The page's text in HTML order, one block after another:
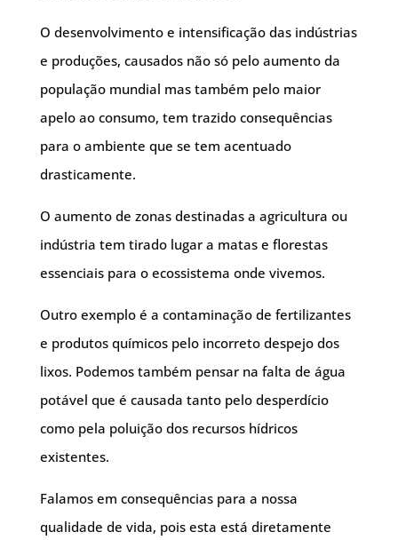
O desenvolvimento e intensificação das indústrias
e produções, causados não só pelo aumento da
população mundial mas também pelo maior
apelo ao consumo, tem trazido consequências
para o ambiente que se tem acentuado
drasticamente.
O aumento de zonas destinadas a agricultura ou
indústria tem tirado lugar a matas e florestas
essenciais para o ecossistema onde vivemos.
Outro exemplo é a contaminação de fertilizantes
e produtos químicos pelo incorreto despejo dos
lixos. Podemos também pensar na falta de água
potável que é causada tanto pelo desperdício
como pela poluição dos recursos hídricos
existentes.
Falamos em consequências para a nossa
qualidade de vida, pois esta está diretamente